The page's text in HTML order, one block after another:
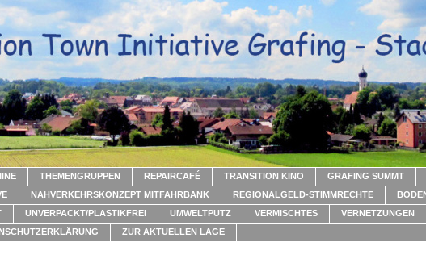
THEMENGRUPPEN REPAIRCAFÉ TRANSITION KINO GRAFING SUMMT
NAHVERKEHRSKONZEPT MITFAHRBANK REGIONALGELD-STIMMRECHTE
UNVERPACKT/PLASTIKFREI UMWELTPUTZ VERMISCHTES VERNETZUNGEN
ZUR AKTUELLEN LAGE